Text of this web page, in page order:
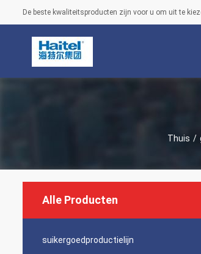
De beste kwaliteitsproducten zijn voor u om uit te
Thuis /
Alle Producten
suikergoedproductielijn